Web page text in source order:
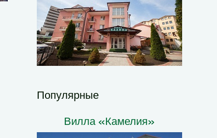
Популярные
Вилла «Камелия»